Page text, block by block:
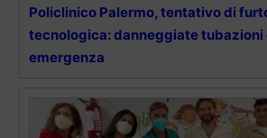
Policlinico Palermo, tentativo di
tecnologica: danneggiate tubazioni
emergenza